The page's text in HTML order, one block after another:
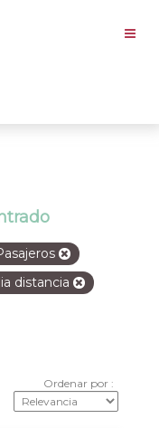
distancia
Ordenar por